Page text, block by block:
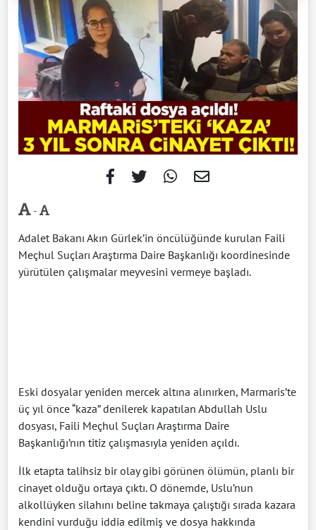
-
Adalet Bakanı Akın Gürlek’in öncülüğünde kurulan Faili
Meçhul Suçları Araştırma Daire Başkanlığı koordinesinde
yürütülen çalışmalar meyvesini vermeye başladı.
Eski dosyalar yeniden mercek altına alınırken, Marmaris’te
üç yıl önce “kaza” denilerek kapatılan Abdullah Uslu
dosyası, Faili Meçhul Suçları Araştırma Daire
Başkanlığı’nın titiz çalışmasıyla yeniden açıldı.
İlk etapta talihsiz bir olay gibi görünen ölümün, planlı bir
cinayet olduğu ortaya çıktı. O dönemde, Uslu’nun
alkollüyken silahını beline takmaya çalıştığı sırada kazara
kendini vurduğu iddia edilmiş ve dosya hakkında